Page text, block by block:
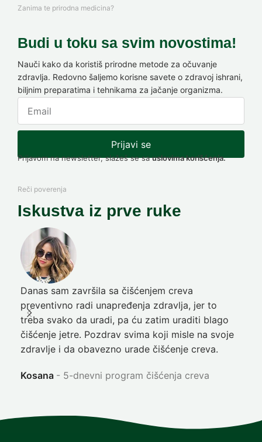
Zanima te prirodna medicina?
Budi u toku sa svim novostima!
Nauči kako da koristiš prirodne metode za očuvanje
zdravlja. Redovno šaljemo korisne savete o zdravoj ishrani,
biljnim preparatima i tehnikama za jačanje organizma.
Prijavi se
Prijavom na newsletter, slažeš se sauslovima korišćenja.
Reči poverenja
Iskustva iz prve ruke
Danas sam završila sa čišćenjem creva
preventivno radi unapređenja zdravlja, jer to
treba svako da uradi, pa ću zatim uraditi blago
čišćenje jetre. Pozdrav svima koji misle na svoje
zdravlje i da obavezno urade čišćenje creva.
Kosana 5-dnevni program čišćenja creva